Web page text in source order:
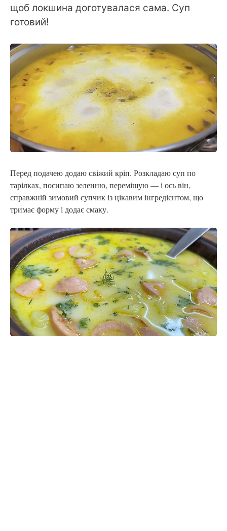
щоб локшина доготувалася сама. Суп
готовий!
Перед подачею додаю свіжий кріп. Розкладаю суп по
тарілках, посипаю зеленню, перемішую — і ось він,
справжній зимовий супчик із цікавим інгредієнтом, що
тримає форму і додає смаку.